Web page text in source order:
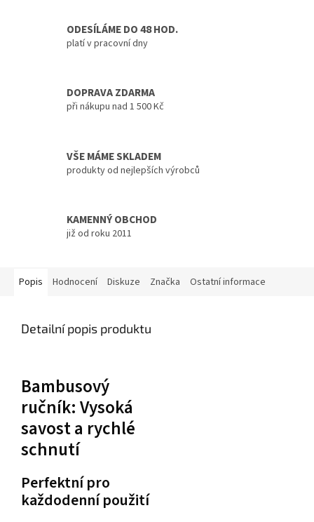
ODESÍLÁME DO 48 HOD.
platí v pracovní dny
DOPRAVA ZDARMA
při nákupu nad 1 500 Kč
VŠE MÁME SKLADEM
produkty od nejlepších výrobců
KAMENNÝ OBCHOD
již od roku 2011
Popis Hodnocení Diskuze Značka Ostatní informace
Detailní popis produktu
Bambusový
ručník: Vysoká
savost a rychlé
schnutí
Perfektní pro
každodenní použití